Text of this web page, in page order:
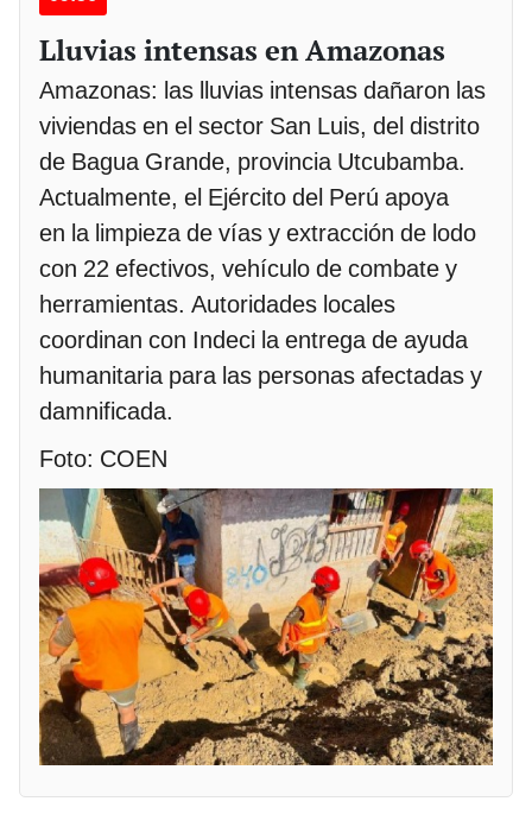
Lluvias intensas en Amazonas
Amazonas: las lluvias intensas dañaron las
viviendas en el sector San Luis, del distrito
de Bagua Grande, provincia Utcubamba.
Actualmente, el Ejército del Perú apoya
en la limpieza de vías y extracción de lodo
con 22 efectivos, vehículo de combate y
herramientas. Autoridades locales
coordinan con Indeci la entrega de ayuda
humanitaria para las personas afectadas y
damnificada.
Foto: COEN